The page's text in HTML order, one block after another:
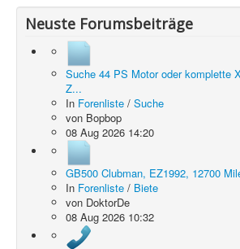
Neuste Forumsbeiträge
Suche 44 PS Motor oder komplette
Z...
In Forenliste / Suche
von Bopbop
08 Aug 2026 14:20
GB500 Clubman, EZ1992, 12700
In Forenliste / Biete
von DoktorDe
08 Aug 2026 10:32